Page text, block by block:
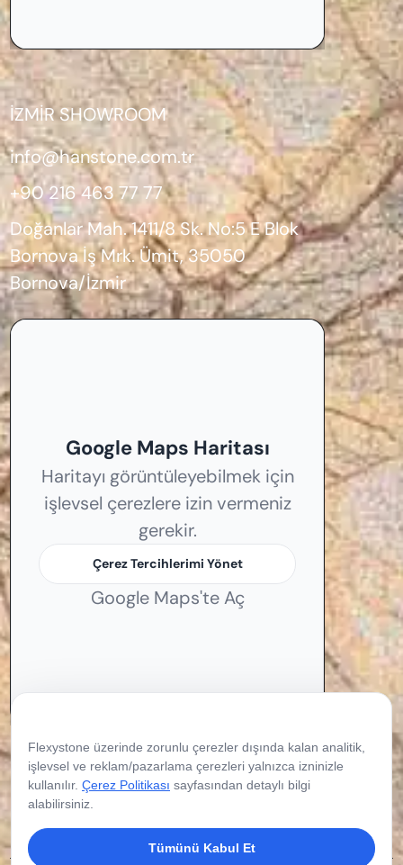
İZMİR SHOWROOM
info@hanstone.com.tr
+90 216 463 77 77
Doğanlar Mah. 1411/8 Sk. No:5 E Blok
Bornova İş Mrk. Ümit, 35050
Bornova/İzmir
Google Maps Haritası
Haritayı görüntüleyebilmek için
işlevsel çerezlere izin vermeniz
gerekir.
Çerez Tercihlerimi Yönet
Google Maps'te Aç
Flexystone üzerinde zorunlu çerezler dışında kalan analitik,
işlevsel ve reklam/pazarlama çerezleri yalnızca izninizle
kullanılır. Çerez Politikası sayfasından detaylı bilgi
alabilirsiniz.
Tümünü Kabul Et